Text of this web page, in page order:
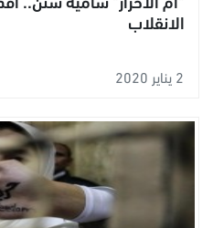
الانقلاب
2 يناير 2020